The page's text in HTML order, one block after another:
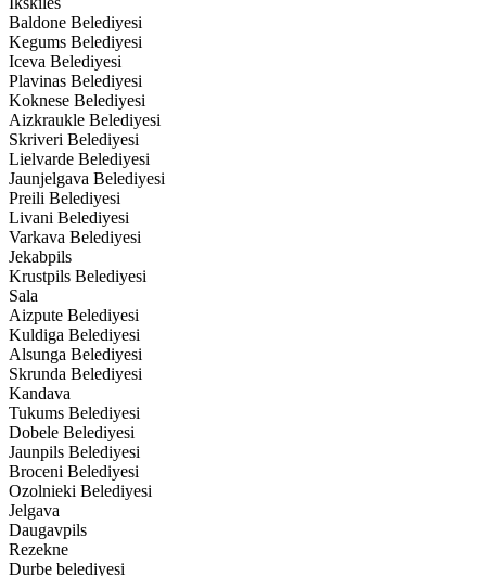
Baldone Belediyesi
Kegums Belediyesi
Iceva Belediyesi
Plavinas Belediyesi
Koknese Belediyesi
Aizkraukle Belediyesi
Skriveri Belediyesi
Lielvarde Belediyesi
Jaunjelgava Belediyesi
Preili Belediyesi
Livani Belediyesi
Varkava Belediyesi
Jekabpils
Krustpils Belediyesi
Sala
Aizpute Belediyesi
Kuldiga Belediyesi
Alsunga Belediyesi
Skrunda Belediyesi
Kandava
Tukums Belediyesi
Dobele Belediyesi
Jaunpils Belediyesi
Broceni Belediyesi
Ozolnieki Belediyesi
Jelgava
Daugavpils
Rezekne
Durbe belediyesi